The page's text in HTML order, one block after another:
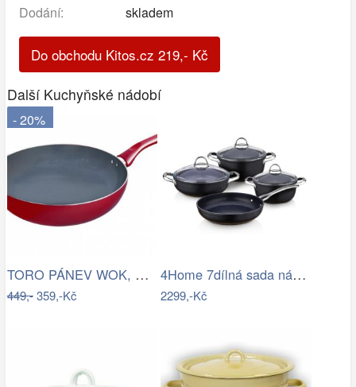
Dodání:
skladem
Do obchodu Kitos.cz 219,- Kč
Další Kuchyňské nádobí
- 20%
TORO PÁNEV WOK, KERAMIKA, ČERVENÁ, 28CM
449,-359,-Kč
4Home 7dílná sada nádobí s nepřilnavým…
2299,-Kč